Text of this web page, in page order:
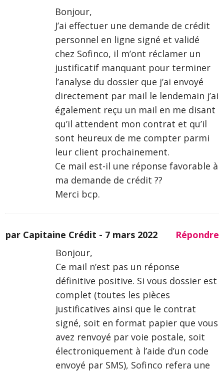
Bonjour,
J’ai effectuer une demande de crédit
personnel en ligne signé et validé
chez Sofinco, il m’ont réclamer un
justificatif manquant pour terminer
l’analyse du dossier que j’ai envoyé
directement par mail le lendemain j’ai
également reçu un mail en me disant
qu’il attendent mon contrat et qu’il
sont heureux de me compter parmi
leur client prochainement.
Ce mail est-il une réponse favorable à
ma demande de crédit ??
Merci bcp.
par Capitaine Crédit - 7 mars 2022
Répondre
Bonjour,
Ce mail n’est pas un réponse
définitive positive. Si vous dossier est
complet (toutes les pièces
justificatives ainsi que le contrat
signé, soit en format papier que vous
avez renvoyé par voie postale, soit
électroniquement à l’aide d’un code
envoyé par SMS), Sofinco refera une